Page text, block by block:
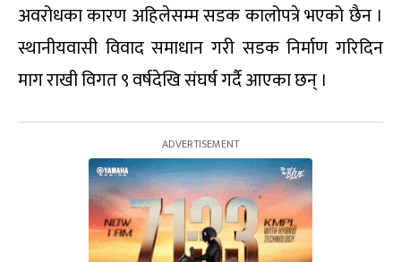
अवरोधका कारण अहिलेसम्म सडक कालोपत्रे भएको छैन ।
स्थानीयवासी विवाद समाधान गरी सडक निर्माण गरिदिन
माग राखी विगत ९ वर्षदेखि संघर्ष गर्दै आएका छन् ।